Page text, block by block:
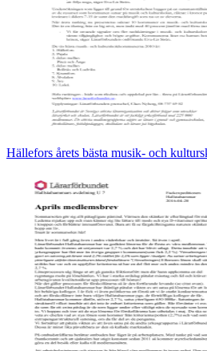
Hällefors årets bästa musik- och